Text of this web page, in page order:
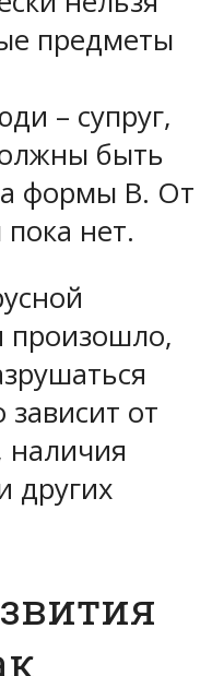
предметы
– супруг,
быть
формы В. От
нет.
произошло,
зависит от
других